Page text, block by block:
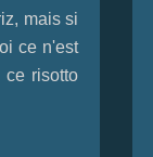
mais si
ce n'est
ce risotto